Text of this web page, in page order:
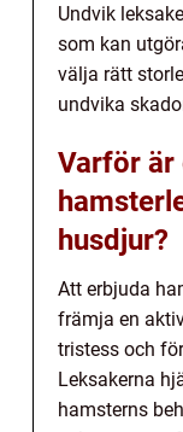
Undvik
som kan
välja rätt
undvika
Varför är
husdjur?
Att erbjuda
främja en
tristess och
Leksakerna
hamsterns